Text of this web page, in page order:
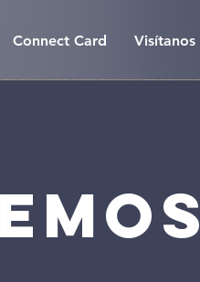
Connect Card Visítanos